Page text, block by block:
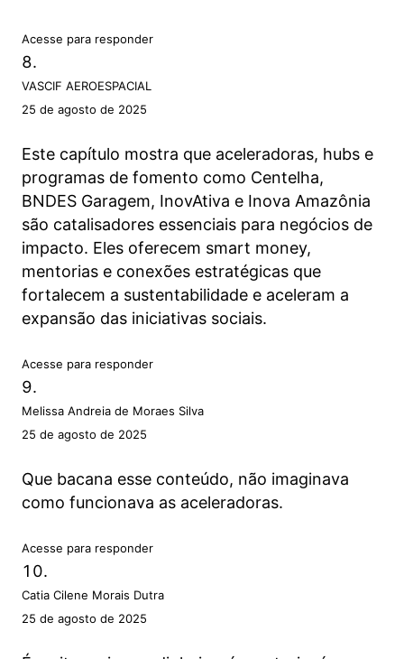
Acesse para responder
VASCIF AEROESPACIAL
25 de agosto de 2025
Este capítulo mostra que aceleradoras, hubs e
programas de fomento como Centelha,
BNDES Garagem, InovAtiva e Inova Amazônia
são catalisadores essenciais para negócios de
impacto. Eles oferecem smart money,
mentorias e conexões estratégicas que
fortalecem a sustentabilidade e aceleram a
expansão das iniciativas sociais.
Acesse para responder
Melissa Andreia de Moraes Silva
25 de agosto de 2025
Que bacana esse conteúdo, não imaginava
como funcionava as aceleradoras.
Acesse para responder
Catia Cilene Morais Dutra
25 de agosto de 2025